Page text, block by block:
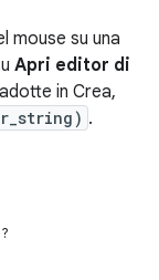
mouse su una
Apri editor di
in Crea,
.